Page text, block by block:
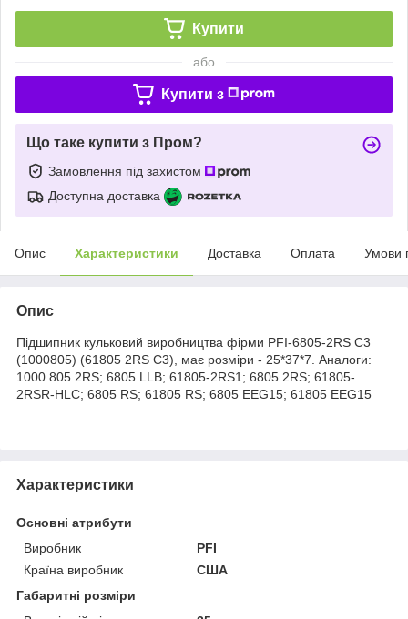
Купити
або
Купити з
Що таке купити з Пром?
Замовлення під захистом
Доступна доставка
Опис Характеристики Доставка Оплата Умови
Опис
Підшипник кульковий виробництва фірми PFI-6805-2RS C3
(1000805) (61805 2RS C3), має розміри - 25*37*7. Аналоги:
1000 805 2RS; 6805 LLB; 61805-2RS1; 6805 2RS; 61805-
2RSR-HLC; 6805 RS; 61805 RS; 6805 EEG15; 61805 EEG15
Характеристики
Основні атрибути
Виробник
PFI
Країна виробник
США
Габаритні розміри